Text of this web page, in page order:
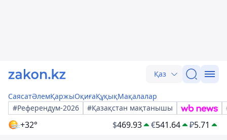
Қаз
СаясатӘлемҚаржыОқиғаҚұқықМақалалар
#Референдум-2026
#Қазақстан мақтанышы
+32° $469.93 €541.64 ₽5.71